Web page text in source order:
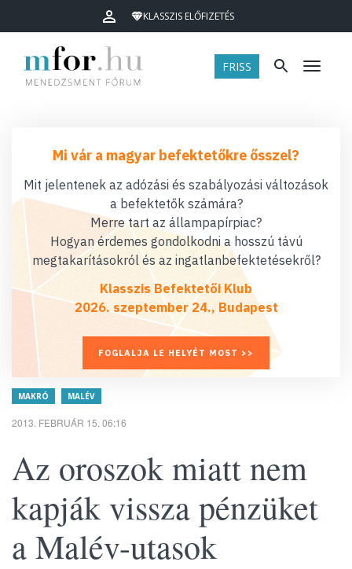
KLASSZIS ELŐFIZETÉS
FRISS Menü
Mi vár a magyar befektetőkre ősszel?
Mit jelentenek az adózási és szabályozási változások
a befektetők számára?
Merre tart az állampapírpiac?
Hogyan érdemes gondolkodni a hosszú távú
megtakarításokról és az ingatlanbefektetésekről?
Klasszis Befektetői Klub
2026. szeptember 24., Budapest
FOGLALJA LE HELYÉT MOST >>
MAKRÓ MALÉV
2013. FEBRUÁR 15. 06:16
Az oroszok miatt nem
kapják vissza pénzüket
a Malév-utasok